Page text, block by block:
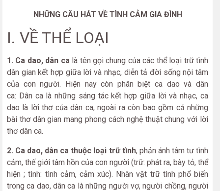
NHỮNG CÂU HÁT VỀ TÌNH CẢM GIA ĐÌNH
I. VỀ THỂ LOẠI
1. Ca dao, dân calà tên gọi chung của các thể loại trữ tình
dân gian kết hợp giữa lời và nhạc, diễn tả đời sống nội tâm
của con người. Hiện nay còn phân biệt ca dao và dân
ca: Dân ca là những sáng tác kết hợp giữa lời và nhạc, ca
dao là lời thơ của dân ca, ngoài ra còn bao gồm cả những
bài thơ dân gian mang phong cách nghệ thuật chung với lời
thơ dân ca.
2. Ca dao, dân ca thuộc loại trữ tình, phản ánh tâm tư tình
cảm, thế giới tâm hồn của con người (trữ: phát ra, bày tỏ, thể
hiện ; tình: tình cảm, cảm xúc). Nhân vật trữ tình phổ biến
trong ca dao, dân ca là những người vợ, người chồng, người